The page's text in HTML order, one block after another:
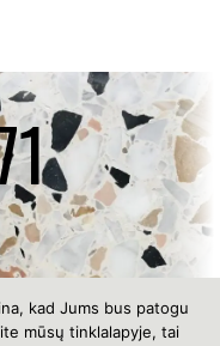
kad Jums bus patogu
mūsų tinklalapyje, tai